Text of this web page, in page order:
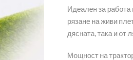
Идеален за работа
рязане на живи
дясната, така и от
Мощност на